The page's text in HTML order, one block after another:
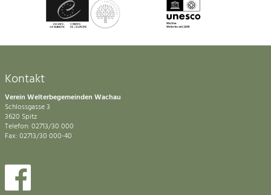
Kontakt
Verein Welterbegemeinden Wachau
Schlossgasse 3
3620 Spitz
Telefon: 02713/30 000
Fax: 02713/30 000-40